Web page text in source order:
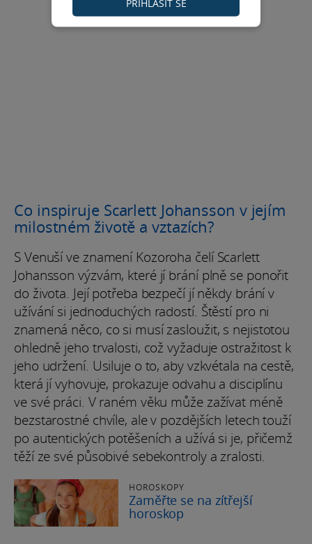
Co inspiruje Scarlett Johansson v jejím
milostném životě a vztazích?
S Venuší ve znamení Kozoroha čelí Scarlett
Johansson výzvám, které jí brání plně se ponořit
do života. Její potřeba bezpečí jí někdy brání v
užívání si jednoduchých radostí. Štěstí pro ni
znamená něco, co si musí zasloužit, s nejistotou
ohledně jeho trvalosti, což vyžaduje ostražitost k
jeho udržení. Usiluje o to, aby vzkvétala na cestě,
která jí vyhovuje, prokazuje odvahu a disciplínu
ve své práci. V raném věku může zažívat méně
bezstarostné chvíle, ale v pozdějších letech touží
po autentických potěšeních a užívá si je, přičemž
těží ze své působivé sebekontroly a zralosti.
HOROSKOPY
Zaměřte se na zítřejší
horoskop